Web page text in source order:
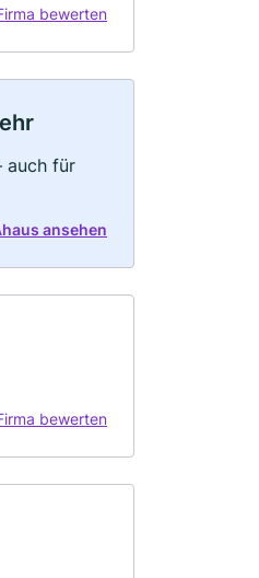
bewerten
auch für
ansehen
bewerten